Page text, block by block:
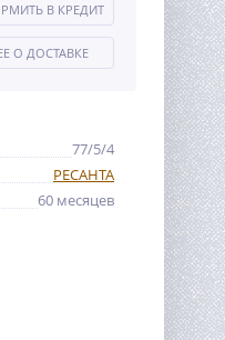
В КРЕДИТ
О ДОСТАВКЕ
77/5/4
РЕСАНТА
60 месяцев